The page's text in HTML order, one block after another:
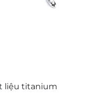
liệu titanium